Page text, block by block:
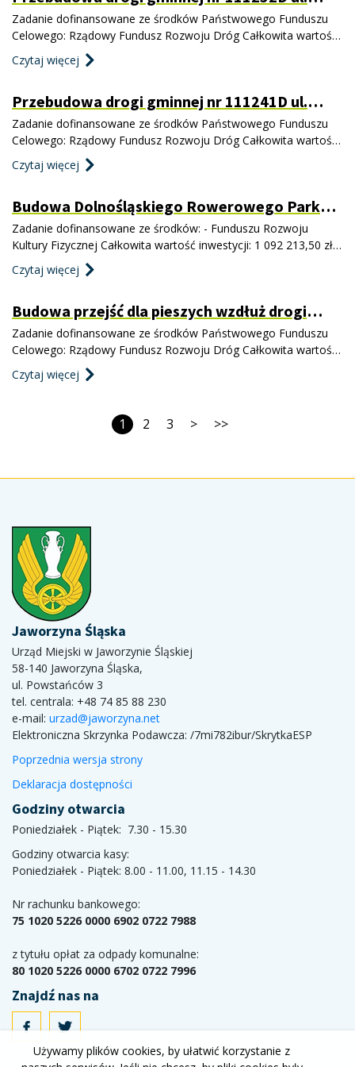
Ekerta w Jaworzynie Śląskiej
Zadanie dofinansowane ze środków Państwowego Funduszu
Celowego: Rządowy Fundusz Rozwoju Dróg Całkowita wartość
inwestycji: 3 770 544,00 zł Kwota dofinansowania: 3 016 435,20
zł Data podpisania umowy o dofinansowanie: 19.03.2024 r.
budową sieci kanalizacji deszczowej budową i przeb
Czytaj więcej
Przebudowa drogi gminnej nr 111241D ul.
Powstańców w Jaworzynie Śląskiej
Zadanie dofinansowane ze środków Państwowego Funduszu
Celowego: Rządowy Fundusz Rozwoju Dróg Całkowita wartość
inwestycji: 2 153 184,00 zł Kwota dofinansowania: 1 722 547,20
zł Data podpisania umowy o dofinansowanie: 19.03.2024 r.
wraz z budową kanalizacji deszczowej, sanitarnej i kablowe
Czytaj więcej
Budowa Dolnośląskiego Rowerowego Parku
Umiejętności w Jaworzynie Śląskiej
Zadanie dofinansowane ze środków: - Funduszu Rozwoju
Kultury Fizycznej Całkowita wartość inwestycji: 1 092 213,50 zł
Kwota dofinansowania: 294 700,00 zł - dotacji celowej
udzielonej przez Województwo Dolnośląskie Kwota
budowa Dolnośląskiego Rowerowego Parku Umiejętności
Czytaj więcej
Budowa przejść dla pieszych wzdłuż drogi
gminnej nr 111229D ul. Świdnicka w
Jaworzynie Śląskiej
Zadanie dofinansowane ze środków Państwowego Funduszu
Celowego: Rządowy Fundusz Rozwoju Dróg Całkowita wartość
inwestycji: 909 753,95 zł Kwota dofinansowania: 720 694,40 zł
Data podpisania umowy o dofinansowanie: 4.12.2023 r.
ul. Świdnickiej. Dzięki realizacji inwestycji zn
Czytaj więcej
1 2 3 > >>
Jaworzyna Śląska
Urząd Miejski w Jaworzynie Śląskiej
58-140 Jaworzyna Śląska,
ul. Powstańców 3
tel. centrala: +48 74 85 88 230
e-mail: urzad@jaworzyna.net
Elektroniczna Skrzynka Podawcza: /7mi782ibur/SkrytkaESP
Poprzednia wersja strony
Deklaracja dostępności
Godziny otwarcia
Poniedziałek - Piątek: 7.30 - 15.30
Godziny otwarcia kasy:
Poniedziałek - Piątek: 8.00 - 11.00, 11.15 - 14.30
Nr rachunku bankowego:
75 1020 5226 0000 6902 0722 7988
z tytułu opłat za odpady komunalne:
80 1020 5226 0000 6702 0722 7996
Znajdź nas na
Używamy plików cookies, by ułatwić korzystanie z